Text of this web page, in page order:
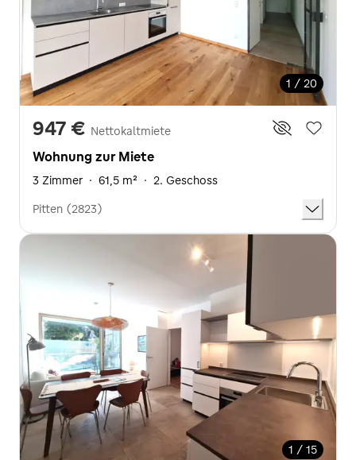
1 / 20
947 € Nettokaltmiete
Wohnung zur Miete
3 Zimmer · 61,5 m² · 2. Geschoss
Pitten (2823)
1 / 15